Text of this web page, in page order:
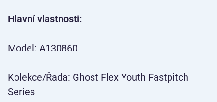
Hlavní vlastnosti:
Model: A130860
Kolekce/Řada: Ghost Flex Youth Fastpitch
Series